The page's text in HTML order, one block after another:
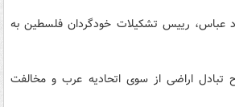
عباس، رییس تشکیلات خودگردان فلسطین به
تبادل اراضی از سوی اتحادیه عرب و مخالفت